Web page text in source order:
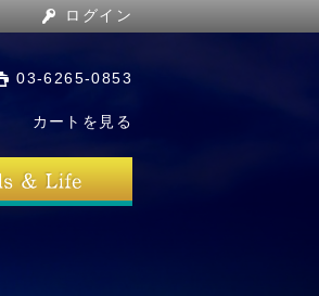
ログイン
03-6265-0853
カートを見る